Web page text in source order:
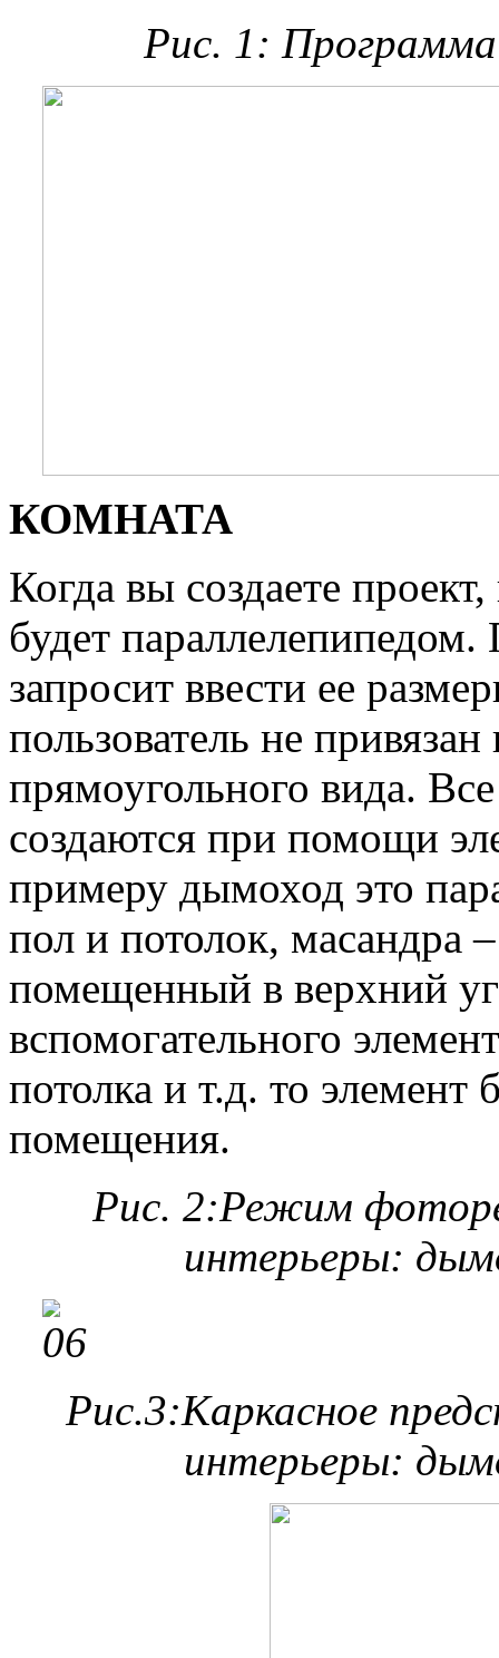
Рис. 1: Программа
КОМНАТА
Когда вы создаете
будет
запросит ввести ее
пользователь не
прямоугольного вида.
создаются при помощи
примеру дымоход это
пол и потолок, масандра
помещенный в верхний
вспомогательного
потолка и т.д. то элемент
помещения.
Рис. 2:Режим
интерьеры:
Рис.3:Каркасное
интерьеры: